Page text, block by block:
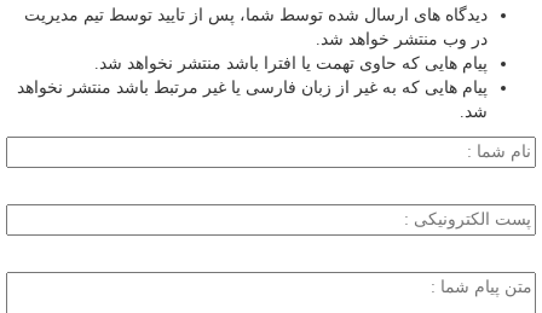
دیدگاه های ارسال شده توسط شما، پس از تایید توسط تیم مدیریت
در وب منتشر خواهد شد.
پیام هایی که حاوی تهمت یا افترا باشد منتشر نخواهد شد.
پیام هایی که به غیر از زبان فارسی یا غیر مرتبط باشد منتشر نخواهد
شد.